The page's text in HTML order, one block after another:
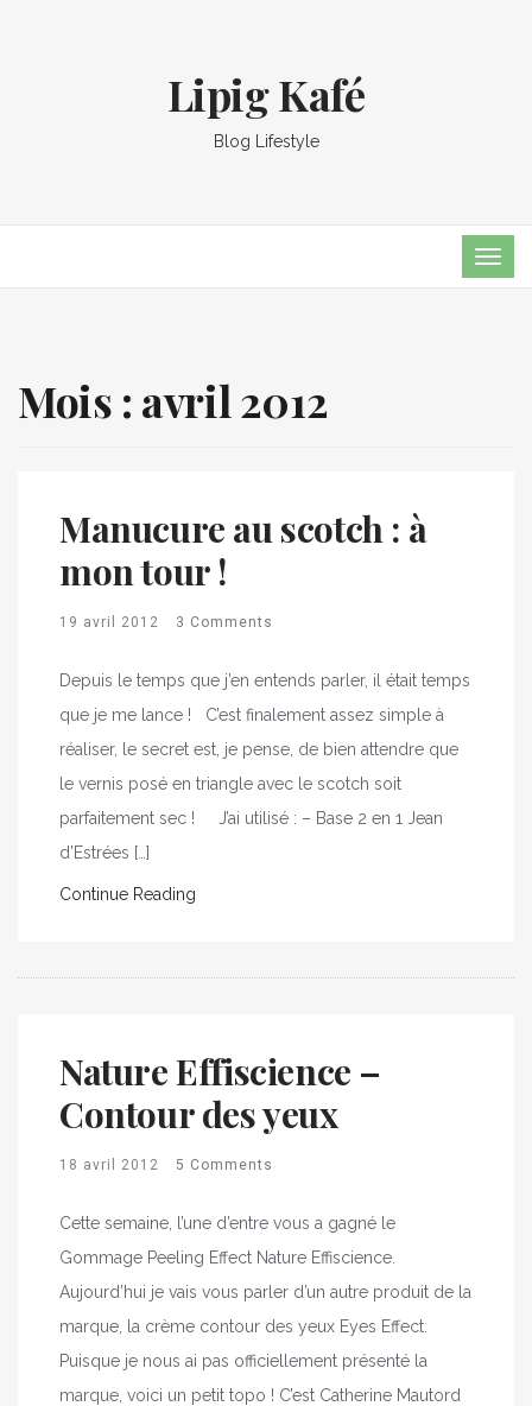
Lipig Kafé
Blog Lifestyle
Mois : avril 2012
Manucure au scotch : à
mon tour !
19 avril 2012 3 Comments
Depuis le temps que j’en entends parler, il était temps
que je me lance ! C’est finalement assez simple à
réaliser, le secret est, je pense, de bien attendre que
le vernis posé en triangle avec le scotch soit
parfaitement sec ! J’ai utilisé : – Base 2 en 1 Jean
d’Estrées […]
Continue Reading
Nature Effiscience –
Contour des yeux
18 avril 2012 5 Comments
Cette semaine, l’une d’entre vous a gagné le
Gommage Peeling Effect Nature Effiscience.
Aujourd’hui je vais vous parler d’un autre produit de la
marque, la crème contour des yeux Eyes Effect.
Puisque je nous ai pas officiellement présenté la
marque, voici un petit topo ! C’est Catherine Mautord